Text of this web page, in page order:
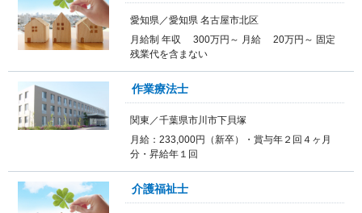
愛知県／愛知県 名古屋市北区
月給制 年収 300万円～ 月給 20万円～ 固定
残業代を含まない
作業療法士
関東／千葉県市川市下貝塚
月給：233,000円（新卒）・賞与年２回４ヶ月
分・昇給年１回
介護福祉士